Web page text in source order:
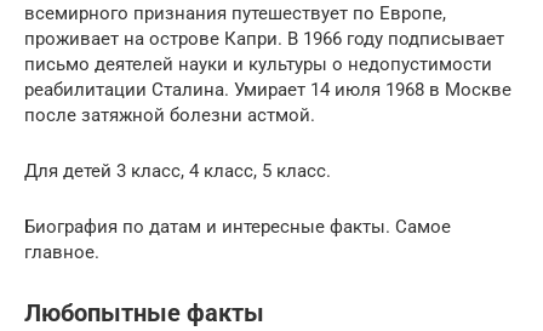
всемирного признания путешествует по Европе,
проживает на острове Капри. В 1966 году подписывает
письмо деятелей науки и культуры о недопустимости
реабилитации Сталина. Умирает 14 июля 1968 в Москве
после затяжной болезни астмой.
Для детей 3 класс, 4 класс, 5 класс.
Биография по датам и интересные факты. Самое
главное.
Любопытные факты